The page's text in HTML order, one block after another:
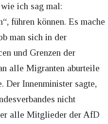
ich sag mal:
führen können. Es mache
man sich in der
und Grenzen der
alle Migranten aburteile
Der Innenminister sagte,
nicht
alle Mitglieder der AfD